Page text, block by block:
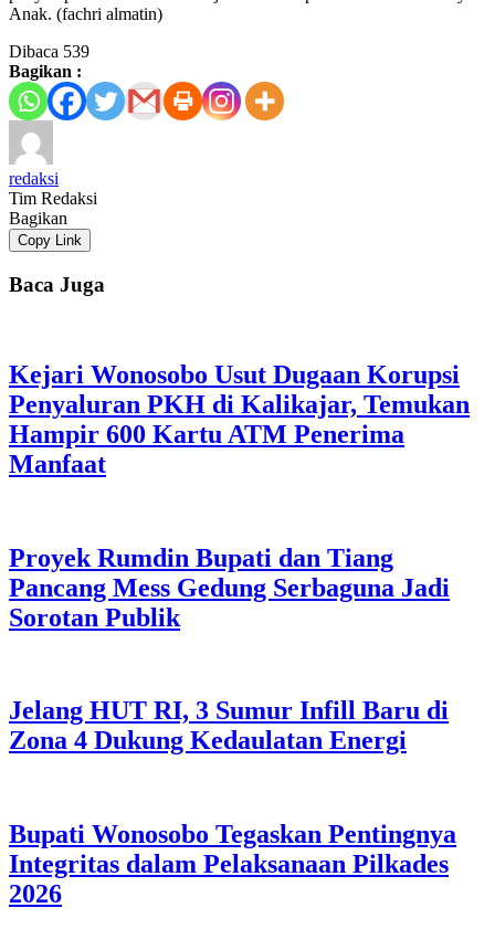
Anak. (fachri almatin)
Dibaca 539
Bagikan :
redaksi
Tim Redaksi
Bagikan
Copy Link
Baca Juga
Kejari Wonosobo Usut Dugaan Korupsi
Penyaluran PKH di Kalikajar, Temukan
Hampir 600 Kartu ATM Penerima
Manfaat
Proyek Rumdin Bupati dan Tiang
Pancang Mess Gedung Serbaguna Jadi
Sorotan Publik
Jelang HUT RI, 3 Sumur Infill Baru di
Zona 4 Dukung Kedaulatan Energi
Bupati Wonosobo Tegaskan Pentingnya
Integritas dalam Pelaksanaan Pilkades
2026